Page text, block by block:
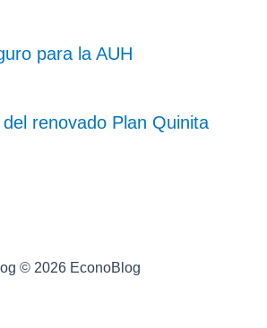
para la AUH
renovado Plan Quinita
© 2026 EconoBlog